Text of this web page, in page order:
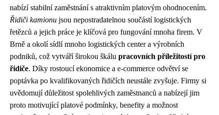
nabízí stabilní zaměstnání s atraktivním platovým ohodnocením.
Řidiči kamionu jsou nepostradatelnou součástí logistických
řetězců a jejich práce je klíčová pro fungování mnoha firem. V
Brně a okolí sídlí mnoho logistických center a výrobních
podniků, což vytváří širokou škálu pracovních příležitostí pro
řidiče. Díky rostoucí ekonomice a e-commerce odvětví se
poptávka po kvalifikovaných řidičích neustále zvyšuje. Firmy si
uvědomují důležitost spolehlivých zaměstnanců a nabízejí jim
proto motivující platové podmínky, benefity a možnost